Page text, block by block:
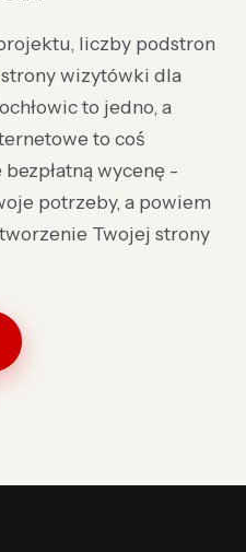
liczby podstron
wizytówki dla
to jedno, a
to coś
wycenę -
potrzeby, a powiem
Twojej strony